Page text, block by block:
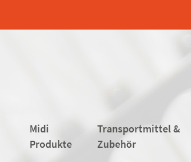
Midi
Produkte
Transportmittel &
Zubehör